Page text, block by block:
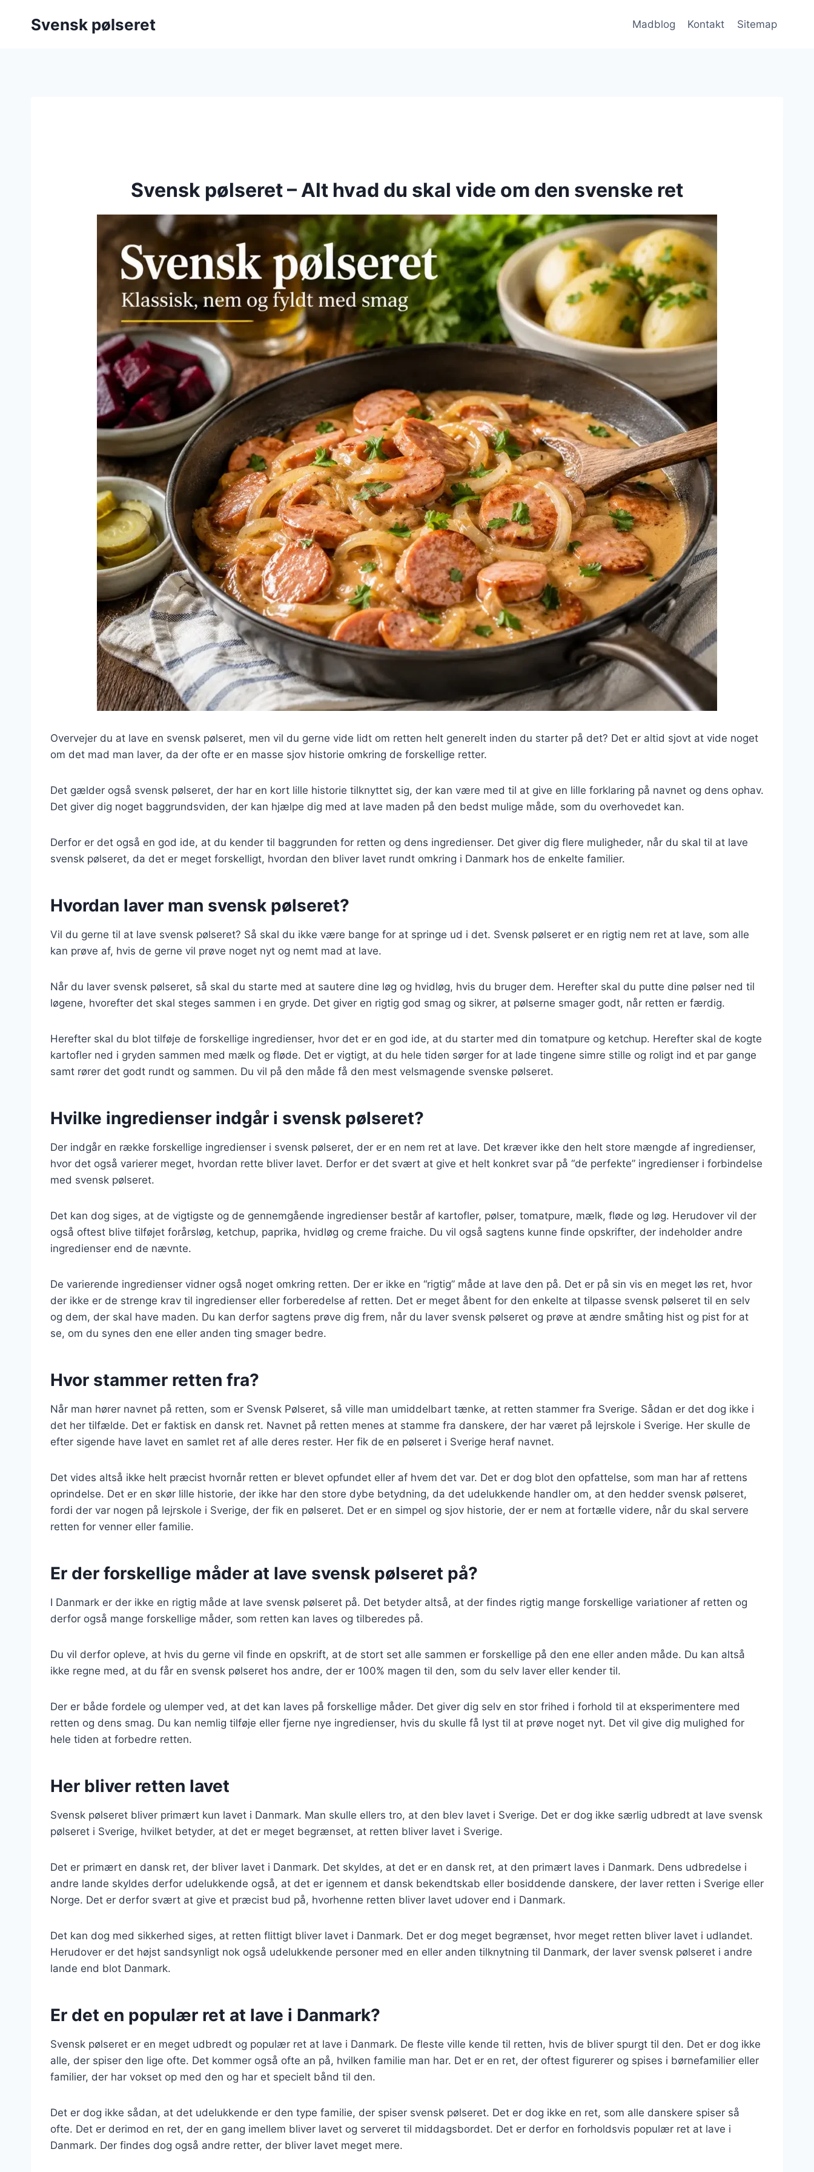
Svensk pølseret Madblog Kontakt Sitemap
Svensk pølseret – Alt hvad du skal vide om den svenske ret
Overvejer du at lave en svensk pølseret, men vil du gerne vide lidt om retten helt generelt inden du starter på det? Det er altid sjovt at vide noget
om det mad man laver, da der ofte er en masse sjov historie omkring de forskellige retter.
Det gælder også svensk pølseret, der har en kort lille historie tilknyttet sig, der kan være med til at give en lille forklaring på navnet og dens ophav.
Det giver dig noget baggrundsviden, der kan hjælpe dig med at lave maden på den bedst mulige måde, som du overhovedet kan.
Derfor er det også en god ide, at du kender til baggrunden for retten og dens ingredienser. Det giver dig flere muligheder, når du skal til at lave
svensk pølseret, da det er meget forskelligt, hvordan den bliver lavet rundt omkring i Danmark hos de enkelte familier.
Hvordan laver man svensk pølseret?
Vil du gerne til at lave svensk pølseret? Så skal du ikke være bange for at springe ud i det. Svensk pølseret er en rigtig nem ret at lave, som alle
kan prøve af, hvis de gerne vil prøve noget nyt og nemt mad at lave.
Når du laver svensk pølseret, så skal du starte med at sautere dine løg og hvidløg, hvis du bruger dem. Herefter skal du putte dine pølser ned til
løgene, hvorefter det skal steges sammen i en gryde. Det giver en rigtig god smag og sikrer, at pølserne smager godt, når retten er færdig.
Herefter skal du blot tilføje de forskellige ingredienser, hvor det er en god ide, at du starter med din tomatpure og ketchup. Herefter skal de kogte
kartofler ned i gryden sammen med mælk og fløde. Det er vigtigt, at du hele tiden sørger for at lade tingene simre stille og roligt ind et par gange
samt rører det godt rundt og sammen. Du vil på den måde få den mest velsmagende svenske pølseret.
Hvilke ingredienser indgår i svensk pølseret?
Der indgår en række forskellige ingredienser i svensk pølseret, der er en nem ret at lave. Det kræver ikke den helt store mængde af ingredienser,
hvor det også varierer meget, hvordan rette bliver lavet. Derfor er det svært at give et helt konkret svar på “de perfekte” ingredienser i forbindelse
med svensk pølseret.
Det kan dog siges, at de vigtigste og de gennemgående ingredienser består af kartofler, pølser, tomatpure, mælk, fløde og løg. Herudover vil der
også oftest blive tilføjet forårsløg, ketchup, paprika, hvidløg og creme fraiche. Du vil også sagtens kunne finde opskrifter, der indeholder andre
ingredienser end de nævnte.
De varierende ingredienser vidner også noget omkring retten. Der er ikke en “rigtig” måde at lave den på. Det er på sin vis en meget løs ret, hvor
der ikke er de strenge krav til ingredienser eller forberedelse af retten. Det er meget åbent for den enkelte at tilpasse svensk pølseret til en selv
og dem, der skal have maden. Du kan derfor sagtens prøve dig frem, når du laver svensk pølseret og prøve at ændre småting hist og pist for at
se, om du synes den ene eller anden ting smager bedre.
Hvor stammer retten fra?
Når man hører navnet på retten, som er Svensk Pølseret, så ville man umiddelbart tænke, at retten stammer fra Sverige. Sådan er det dog ikke i
det her tilfælde. Det er faktisk en dansk ret. Navnet på retten menes at stamme fra danskere, der har været på lejrskole i Sverige. Her skulle de
efter sigende have lavet en samlet ret af alle deres rester. Her fik de en pølseret i Sverige heraf navnet.
Det vides altså ikke helt præcist hvornår retten er blevet opfundet eller af hvem det var. Det er dog blot den opfattelse, som man har af rettens
oprindelse. Det er en skør lille historie, der ikke har den store dybe betydning, da det udelukkende handler om, at den hedder svensk pølseret,
fordi der var nogen på lejrskole i Sverige, der fik en pølseret. Det er en simpel og sjov historie, der er nem at fortælle videre, når du skal servere
retten for venner eller familie.
Er der forskellige måder at lave svensk pølseret på?
I Danmark er der ikke en rigtig måde at lave svensk pølseret på. Det betyder altså, at der findes rigtig mange forskellige variationer af retten og
derfor også mange forskellige måder, som retten kan laves og tilberedes på.
Du vil derfor opleve, at hvis du gerne vil finde en opskrift, at de stort set alle sammen er forskellige på den ene eller anden måde. Du kan altså
ikke regne med, at du får en svensk pølseret hos andre, der er 100% magen til den, som du selv laver eller kender til.
Der er både fordele og ulemper ved, at det kan laves på forskellige måder. Det giver dig selv en stor frihed i forhold til at eksperimentere med
retten og dens smag. Du kan nemlig tilføje eller fjerne nye ingredienser, hvis du skulle få lyst til at prøve noget nyt. Det vil give dig mulighed for
hele tiden at forbedre retten.
Her bliver retten lavet
Svensk pølseret bliver primært kun lavet i Danmark. Man skulle ellers tro, at den blev lavet i Sverige. Det er dog ikke særlig udbredt at lave svensk
pølseret i Sverige, hvilket betyder, at det er meget begrænset, at retten bliver lavet i Sverige.
Det er primært en dansk ret, der bliver lavet i Danmark. Det skyldes, at det er en dansk ret, at den primært laves i Danmark. Dens udbredelse i
andre lande skyldes derfor udelukkende også, at det er igennem et dansk bekendtskab eller bosiddende danskere, der laver retten i Sverige eller
Norge. Det er derfor svært at give et præcist bud på, hvorhenne retten bliver lavet udover end i Danmark.
Det kan dog med sikkerhed siges, at retten flittigt bliver lavet i Danmark. Det er dog meget begrænset, hvor meget retten bliver lavet i udlandet.
Herudover er det højst sandsynligt nok også udelukkende personer med en eller anden tilknytning til Danmark, der laver svensk pølseret i andre
lande end blot Danmark.
Er det en populær ret at lave i Danmark?
Svensk pølseret er en meget udbredt og populær ret at lave i Danmark. De fleste ville kende til retten, hvis de bliver spurgt til den. Det er dog ikke
alle, der spiser den lige ofte. Det kommer også ofte an på, hvilken familie man har. Det er en ret, der oftest figurerer og spises i børnefamilier eller
familier, der har vokset op med den og har et specielt bånd til den.
Det er dog ikke sådan, at det udelukkende er den type familie, der spiser svensk pølseret. Det er dog ikke en ret, som alle danskere spiser så
ofte. Det er derimod en ret, der en gang imellem bliver lavet og serveret til middagsbordet. Det er derfor en forholdsvis populær ret at lave i
Danmark. Der findes dog også andre retter, der bliver lavet meget mere.